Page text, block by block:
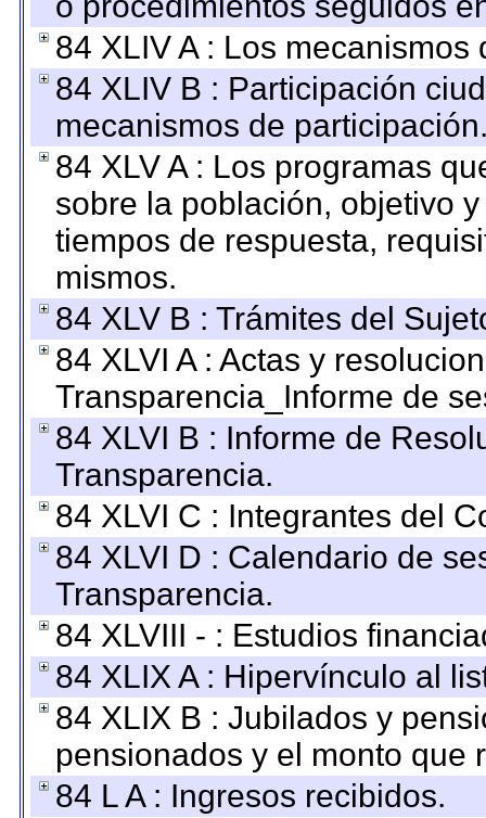
84 XLIV A : Los
84 XLIV B : Participación
mecanismos de
84 XLV A : Los programas
sobre la población, objetivo
tiempos de respuesta,
mismos.
84 XLV B : Trámites del
84 XLVI A : Actas y
Transparencia_Informe de
84 XLVI B : Informe de
Transparencia.
84 XLVI C : Integrantes del
84 XLVI D : Calendario de
Transparencia.
84 XLVIII - : Estudios
84 XLIX A : Hipervínculo al
84 XLIX B : Jubilados y
pensionados y el monto que
84 L A : Ingresos recibidos.